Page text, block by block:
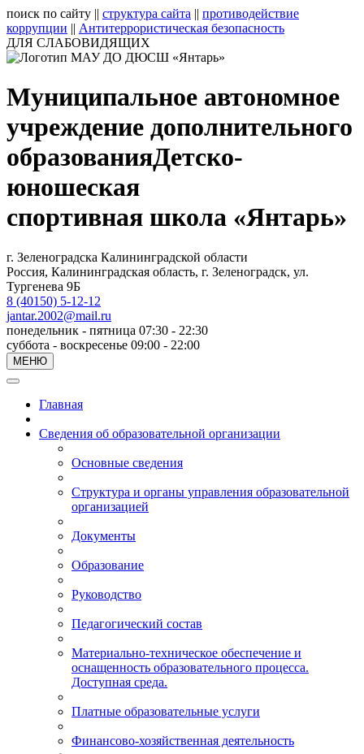
поиск по сайту || структура сайта || противодействие
коррупции || Антитеррористическая безопасность
ДЛЯ СЛАБОВИДЯЩИХ
Муниципальное автономное
учреждение дополнительного
образованияДетско-
юношеская
спортивная школа «Янтарь»
г. Зеленоградска Калининградской области
Россия, Калининградская область, г. Зеленоградск, ул.
Тургенева 9Б
8 (40150) 5-12-12
jantar.2002@mail.ru
понедельник - пятница 07:30 - 22:30
суббота - воскресенье 09:00 - 22:00
МЕНЮ
Главная
Сведения об образовательной организации
Основные сведения
Структура и органы управления образовательной
организацией
Документы
Образование
Руководство
Педагогический состав
Материально-техническое обеспечение и
оснащенность образовательного процесса.
Доступная среда.
Платные образовательные услуги
Финансово-хозяйственная деятельность